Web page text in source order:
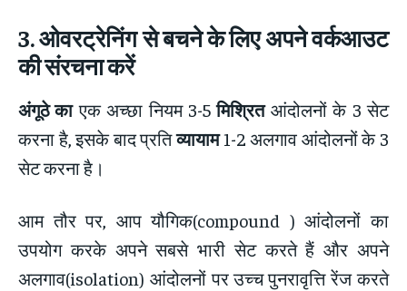
3.ओवरट्रेनिंग से बचने के लिए अपने वर्कआउट
की संरचना करें
अंगूठे काएक अच्छा नियम 3-5मिश्रितआंदोलनों के 3 सेट
करना है, इसके बाद प्रतिव्यायाम1-2 अलगाव आंदोलनों के 3
सेट करना है।
आम तौर पर, आप यौगिक(compound ) आंदोलनों का
उपयोग करके अपने सबसे भारी सेट करते हैं और अपने
अलगाव(isolation) आंदोलनों पर उच्च पुनरावृत्ति रेंज करते